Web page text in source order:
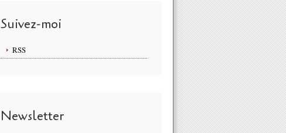
Suivez-moi
RSS
Newsletter